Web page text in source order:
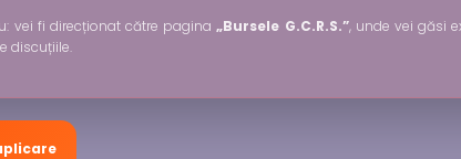
vei fi direcționat către pagina„Bursele G.C.R.S.”, unde vei găsi
discuțiile.